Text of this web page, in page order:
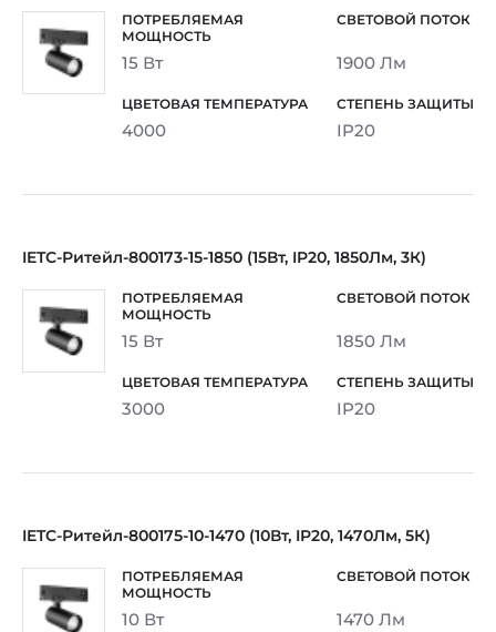
15 Вт 1900 Лм
4000 IP20
IETC-Ритейл-800173-15-1850 (15Вт, IP20, 1850Лм, 3К)
15 Вт 1850 Лм
3000 IP20
IETC-Ритейл-800175-10-1470 (10Вт, IP20, 1470Лм, 5К)
10 Вт 1470 Лм